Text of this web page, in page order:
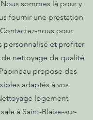
sommes là pour y
fournir une prestation
nous pour
personnalisé et profiter
de nettoyage de qualité
propose des
adaptés à vos
logement
à Saint-Blaise-sur-